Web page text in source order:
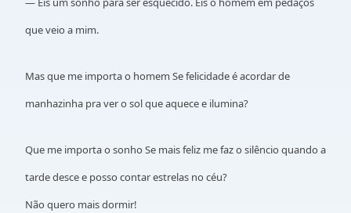
que veio a mim.
Mas que me importa o homem Se felicidade é acordar de
manhazinha pra ver o sol que aquece e ilumina?
Que me importa o sonho Se mais feliz me faz o silêncio quando a
tarde desce e posso contar estrelas no céu?
Não quero mais dormir!